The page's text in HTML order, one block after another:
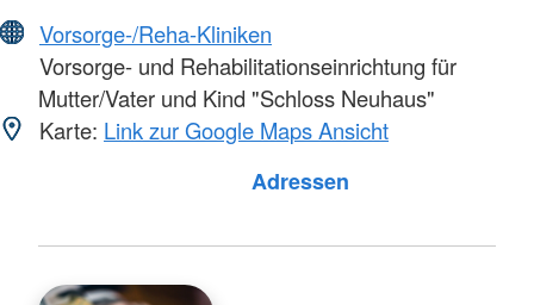
Vorsorge-/Reha-Kliniken
Vorsorge- und Rehabilitationseinrichtung für
Mutter/Vater und Kind "Schloss Neuhaus"
Karte: Link zur Google Maps Ansicht
Adressen